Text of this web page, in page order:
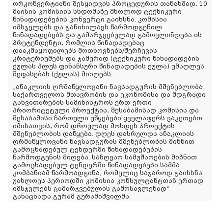
ორკონვერტიანი შესყიდვის პროცედურის თანახმად, 10
მაისის კომისიის სხდომაზე მხოლოდ ტექნიკური
წინადადებების კონვერტი გაიხსნა. კომისია
იმსჯელებს და განიხილავს წარმოდგენილ
წინადადებებს და გამარჯვებულად გამოვლინდება ის
პრეტენდენტი, რომლის წინადადებაც
დააკმაყოფილებს მოთხოვნებს/შერჩევის
კრიტერიუმებს და ჯამურად (ტექნიკური წინადადების
ქულას პლუს ფინანსური წინადადების ქულა) უმაღლეს
შეფასებას (ქულას) მიიღებს.
„ანაკლიის ღრმაწყლოვანი ნავსადგურის მშენებლობა
საქართველოს მთავრობის და ეკონომისა და მდგრადი
განვითარების სამინისტროს ერთ-ერთი
პრიორიტეტული პროექტია, შესაბამისად კომისია და
შესაბამისი ჩართული უწყებები ყველაფერს ვაკეთებთ
იმისათვის, რომ დროულად მოხდეს პროექტის
მშენებლობის დაწყება. დღეს დასრულდა ანაკლიის
ღრმაწყლოვანი ნავსადგურის მშენებლობის მიზნით
გამოცხადებულ ტენდერში წინადადებების
წარმოდგენის მიღება. საზღვაო სამუშაოების მიზნით
გამოცხადებულ ტენდერში წინადადებები სამმა
კომპანიამ წარმოადგინა, რომელიც საჯაროდ გაიხსნა.
უახლოეს პერიოდში კომისია კონსულტანტთან ერთად
იმსჯელებს გამარჯვებულის გამოსავლენად“-
განაცხადა გურამ გურამიშვილმა.